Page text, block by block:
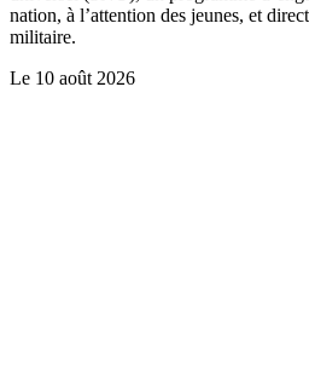
nation, à l’attention des jeunes, et
militaire.
Le 10 août 2026